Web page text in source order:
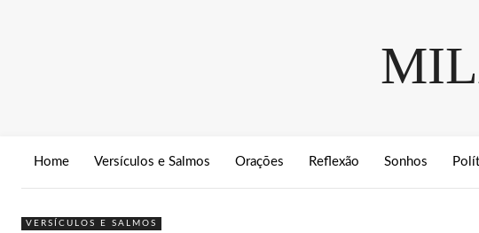
Home Versículos e Salmos Orações Reflexão Sonhos
VERSÍCULOS E SALMOS